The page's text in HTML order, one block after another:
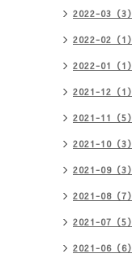
2022-03（3）
2022-02（1）
2022-01（1）
2021-12（1）
2021-11（5）
2021-10（3）
2021-09（3）
2021-08（7）
2021-07（5）
2021-06（6）